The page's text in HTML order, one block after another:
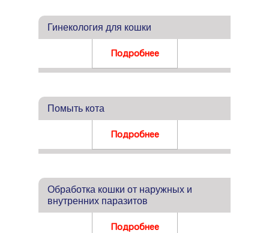
Гинекология для кошки
Подробнее
Помыть кота
Подробнее
Обработка кошки от наружных и
внутренних паразитов
Подробнее